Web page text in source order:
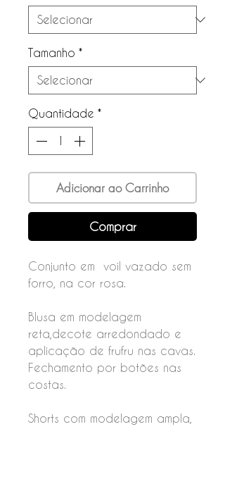
Tamanho *
Quantidade *
Adicionar ao Carrinho
Comprar
Conjunto em voil vazado sem
forro, na cor rosa.
Blusa em modelagem
reta,decote arredondado e
aplicação de frufru nas cavas.
Fechamento por botões nas
costas.
Shorts com modelagem ampla,